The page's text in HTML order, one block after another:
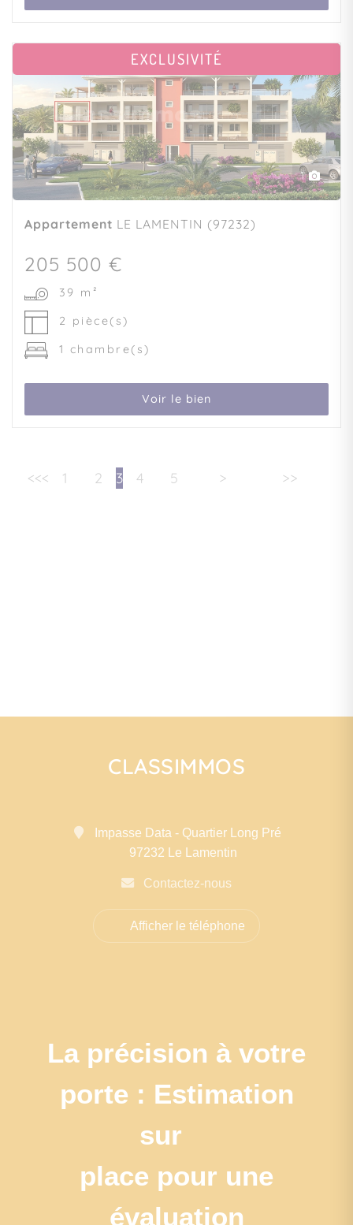
EXCLUSIVITÉ
1
Appartement LE LAMENTIN (97232)
205 500 €
39 m²
2 pièce(s)
1 chambre(s)
Voir le bien
<<< 1 2 3 4 5 > >>
CLASSIMMOS
Impasse Data - Quartier Long Pré
97232 Le Lamentin
Contactez-nous
Afficher le téléphone
La précision à votre
porte : Estimation
sur
place pour une
évaluation